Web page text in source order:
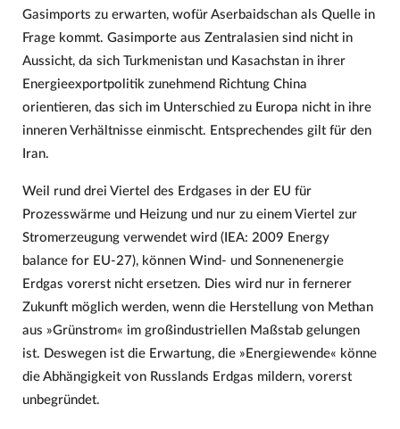
Gasimports zu erwarten, wofür Aserbaidschan als Quelle in
Frage kommt. Gasimporte aus Zentralasien sind nicht in
Aussicht, da sich Turkmenistan und Kasachstan in ihrer
Energieexportpolitik zunehmend Richtung China
orientieren, das sich im Unterschied zu Europa nicht in ihre
inneren Verhältnisse einmischt. Entsprechendes gilt für den
Iran.
Weil rund drei Viertel des Erdgases in der EU für
Prozesswärme und Heizung und nur zu einem Viertel zur
Stromerzeugung verwendet wird (IEA: 2009 Energy
balance for EU-27), können Wind- und Sonnenenergie
Erdgas vorerst nicht ersetzen. Dies wird nur in fernerer
Zukunft möglich werden, wenn die Herstellung von Methan
aus »Grünstrom« im großindustriellen Maßstab gelungen
ist. Deswegen ist die Erwartung, die »Energiewende« könne
die Abhängigkeit von Russlands Erdgas mildern, vorerst
unbegründet.